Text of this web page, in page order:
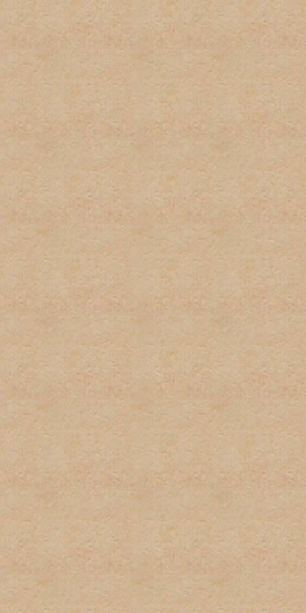
2. No habrá uso excesivo
mantengan este tipo del
3. Cada usuario tiene
suplantación de terceros
instancia habrá una
instacia el usuario sera
o herir algun otro
5. El spam no será
con el propósito de
7. Se tratará de poner
deberá tomar el tiempo
descripciones de los
puestos en las áreas
preguntas, asi como los